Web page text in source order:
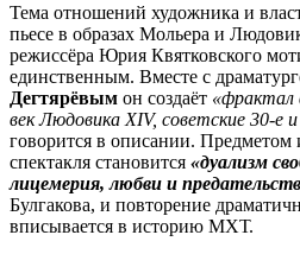
Тема отношений художника и
пьесе в образах Мольера и
режиссёра Юрия Квятковского
единственным. Вместе с
Дегтярёвым он создаёт «фрактал
век Людовика XIV, советские 30-е
говорится в описании. Предметом
спектакля становится «дуализм
лицемерия, любви и
Булгакова, и повторение
вписывается в историю МХТ.